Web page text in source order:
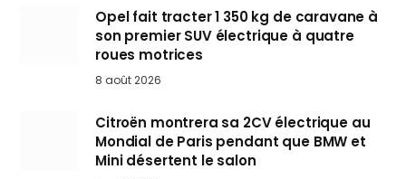
Opel fait tracter 1 350 kg de caravane à
son premier SUV électrique à quatre
roues motrices
8 août 2026
Citroën montrera sa 2CV électrique au
Mondial de Paris pendant que BMW et
Mini désertent le salon